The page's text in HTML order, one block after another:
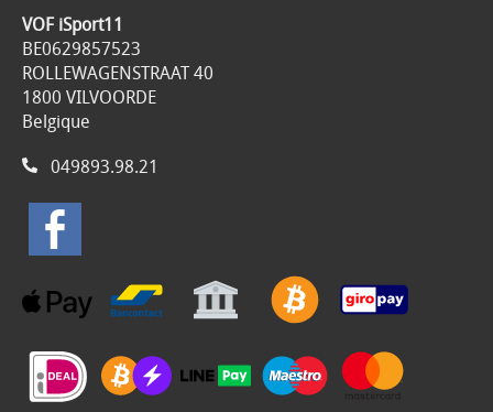
VOF iSport11
BE0629857523
ROLLEWAGENSTRAAT 40
1800 VILVOORDE
Belgique
049893.98.21